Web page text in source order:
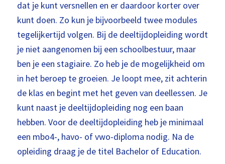
dat je kunt versnellen en er daardoor korter over
kunt doen. Zo kun je bijvoorbeeld twee modules
tegelijkertijd volgen. Bij de deeltijdopleiding wordt
je niet aangenomen bij een schoolbestuur, maar
ben je een stagiaire. Zo heb je de mogelijkheid om
in het beroep te groeien. Je loopt mee, zit achterin
de klas en begint met het geven van deellessen. Je
kunt naast je deeltijdopleiding nog een baan
hebben. Voor de deeltijdopleiding heb je minimaal
een mbo4-, havo- of vwo-diploma nodig. Na de
opleiding draag je de titel Bachelor of Education.